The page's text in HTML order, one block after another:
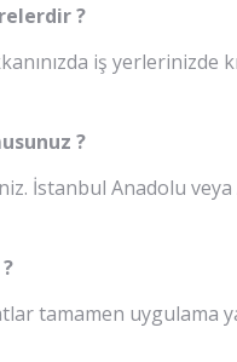
?
iş
?
İstanbul Anadolu
tamamen uygulama